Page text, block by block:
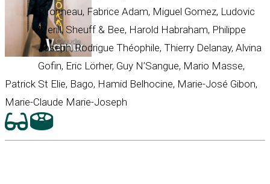
Pironneau, Fabrice Adam, Miguel Gomez, Ludovic
Merill, Sheuff & Bee, Harold Habraham, Philippe
Joseph, Rodrigue Théophile, Thierry Delanay, Alvina
Gofin, Eric Lörher, Guy N’Sangue, Mario Masse,
Patrick St Elie, Bago, Hamid Belhocine, Marie-José Gibon,
Marie-Claude Marie-Joseph